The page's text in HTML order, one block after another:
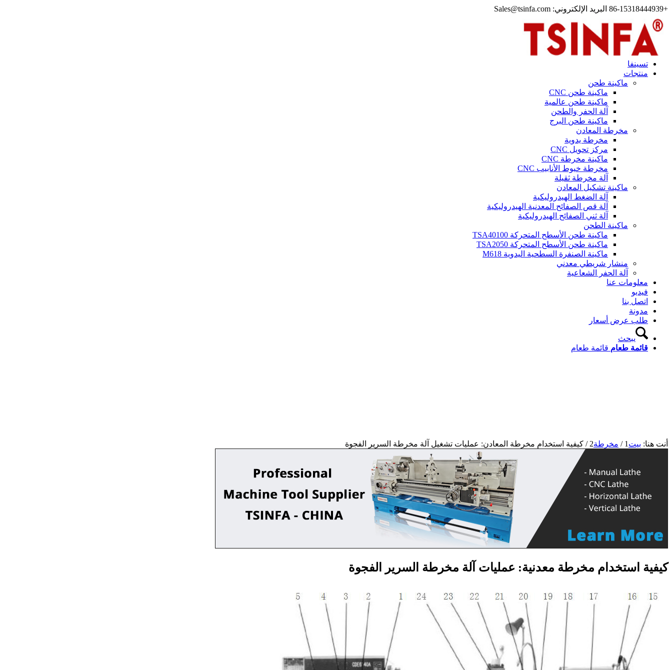
+86-15318444939 البريد الإلكتروني: Sales@tsinfa.com
تسينفا
منتجات
ماكينة طحن
ماكينة طحن CNC
ماكينة طحن عالمية
آلة الحفر والطحن
ماكينة طحن البرج
مخرطة المعادن
مخرطة يدوية
مركز تحويل CNC
ماكينة مخرطة CNC
مخرطة خيوط الأنابيب CNC
آلة مخرطة ثقيلة
ماكينة تشكيل المعادن
آلة الضغط الهيدروليكية
آلة قص الصفائح المعدنية الهيدروليكية
آلة ثني الصفائح الهيدروليكية
ماكينة الطحن
ماكينة طحن الأسطح المتحركة TSA40100
ماكينة طحن الأسطح المتحركة TSA2050
ماكينة الصنفرة السطحية اليدوية M618
منشار شريطي معدني
آلة الحفر الشعاعية
معلومات عنا
فيديو
اتصل بنا
مدونة
طلب عرض أسعار
يبحث
قائمة طعام قائمة طعام
أنت هنا: بيت 1
/ مخرطة2
/ كيفية استخدام مخرطة المعادن: عمليات تشغيل آلة مخرطة السرير الفجوة
كيفية استخدام مخرطة معدنية: عمليات آلة مخرطة السرير الفجوة